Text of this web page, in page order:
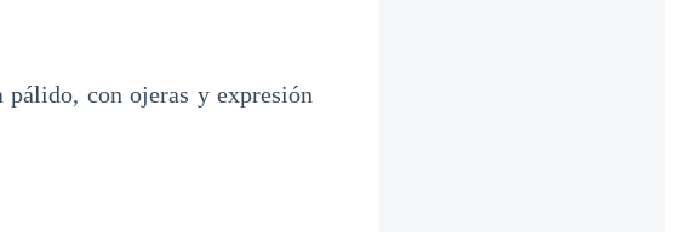
con ojeras y expresión